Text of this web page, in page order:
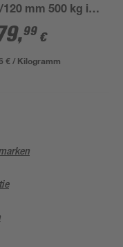
120 mm 500 kg im
Bag
,99 €
€ / Kilogramm